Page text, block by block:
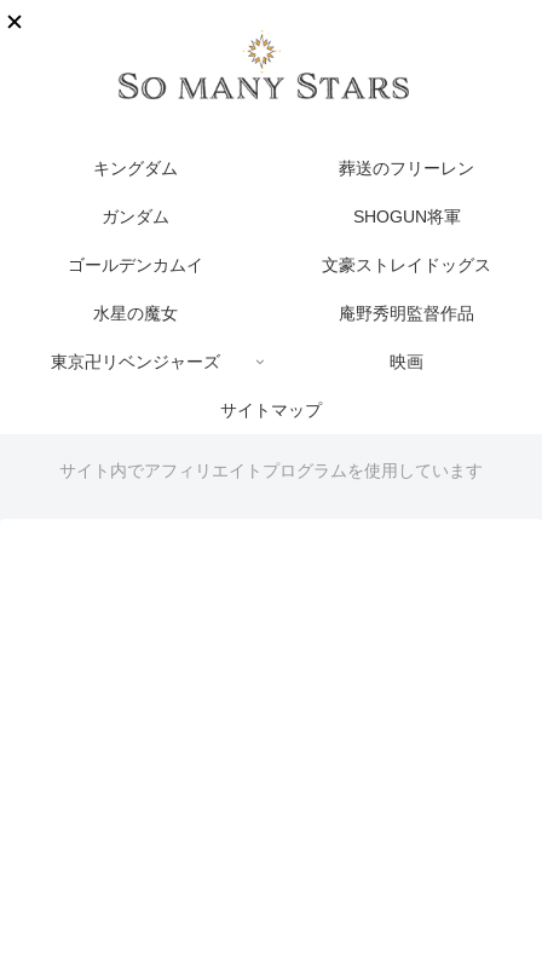
キングダム 葬送のフリーレン
ガンダム SHOGUN将軍
ゴールデンカムイ 文豪ストレイドッグス
水星の魔女 庵野秀明監督作品
東京卍リベンジャーズ 映画
サイトマップ
サイト内でアフィリエイトプログラムを使用しています